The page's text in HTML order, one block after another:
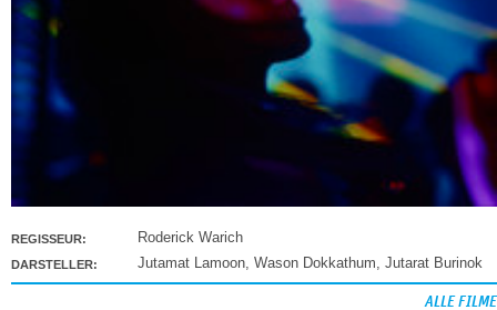
REGISSEUR: Roderick Warich
DARSTELLER: Jutamat Lamoon, Wason Dokkathum, Jutarat Burinok
ALLE FILME